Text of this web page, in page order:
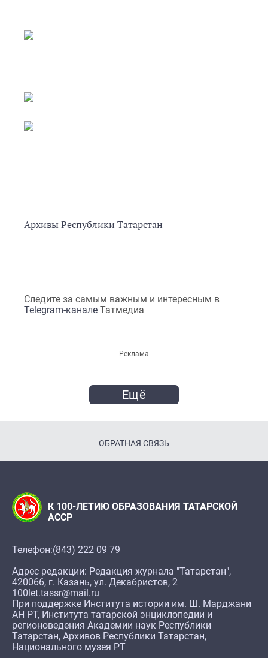
Архивы Республики Татарстан
Следите за самым важным и интересным в
Telegram-канале Татмедиа
Реклама
Ещё
ОБРАТНАЯ СВЯЗЬ
К 100-ЛЕТИЮ ОБРАЗОВАНИЯ ТАТАРСКОЙ
АССР
Телефон:(843) 222 09 79
Адрес редакции: Редакция журнала "Татарстан",
420066, г. Казань, ул. Декабристов, 2
100let.tassr@mail.ru
При поддержке Института истории им. Ш. Марджани
АН РТ, Института татарской энциклопедии и
регионоведения Академии наук Республики
Татарстан, Архивов Республики Татарстан,
Национального музея РТ